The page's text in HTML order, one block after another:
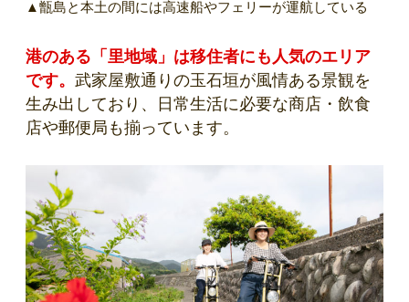
▲甑島と本土の間には高速船やフェリーが運航している
港のある「里地域」は移住者にも人気のエリア
です。 武家屋敷通りの玉石垣が風情ある景観を
生み出しており、日常生活に必要な商店・飲食
店や郵便局も揃っています。